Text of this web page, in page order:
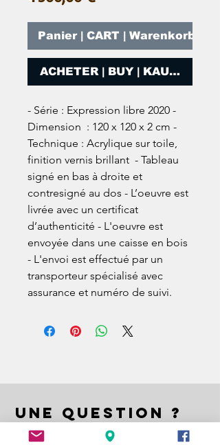
Panier | CART | Warenkorb
ACHETER | BUY | KAUFEN
- Série : Expression libre 2020 -
Dimension  : 120 x 120 x 2 cm -
Technique : Acrylique sur toile,
finition vernis brillant  - Tableau
signé en bas à droite et
contresigné au dos - L’oeuvre est
livrée avec un certificat
d’authenticité - L'oeuvre est
envoyée dans une caisse en bois
- L'envoi est effectué par un
transporteur spécialisé avec
assurance et numéro de suivi.
UNE QUESTION ?
A QUESTION ?